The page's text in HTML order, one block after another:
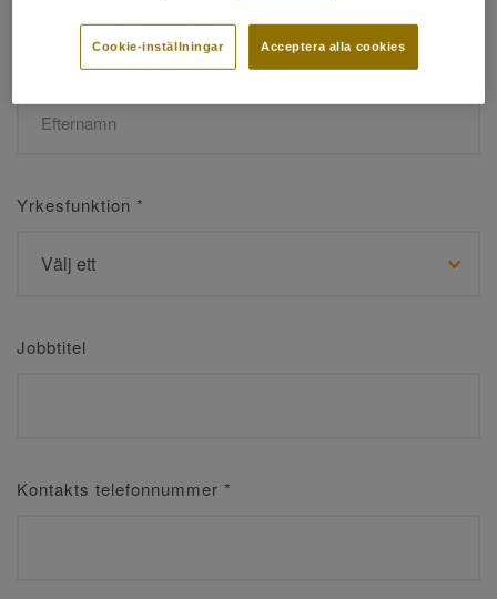
Efternamn*
Yrkesfunktion *
Jobbtitel
Kontakts telefonnummer *
Acceptera alla cookies
Cookie-inställningar